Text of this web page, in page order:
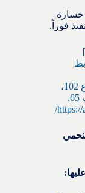
خسارة
فوراً.
]
صباح السالم، قطعة 1، شارع 102،
https://